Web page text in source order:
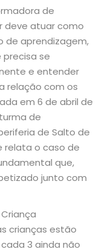
de
deve atuar como
de aprendizagem,
precisa se
e entender
relação com os
em 6 de abril de
de
de Salto de
relata o caso de
que,
junto com
crianças estão
3 ainda não